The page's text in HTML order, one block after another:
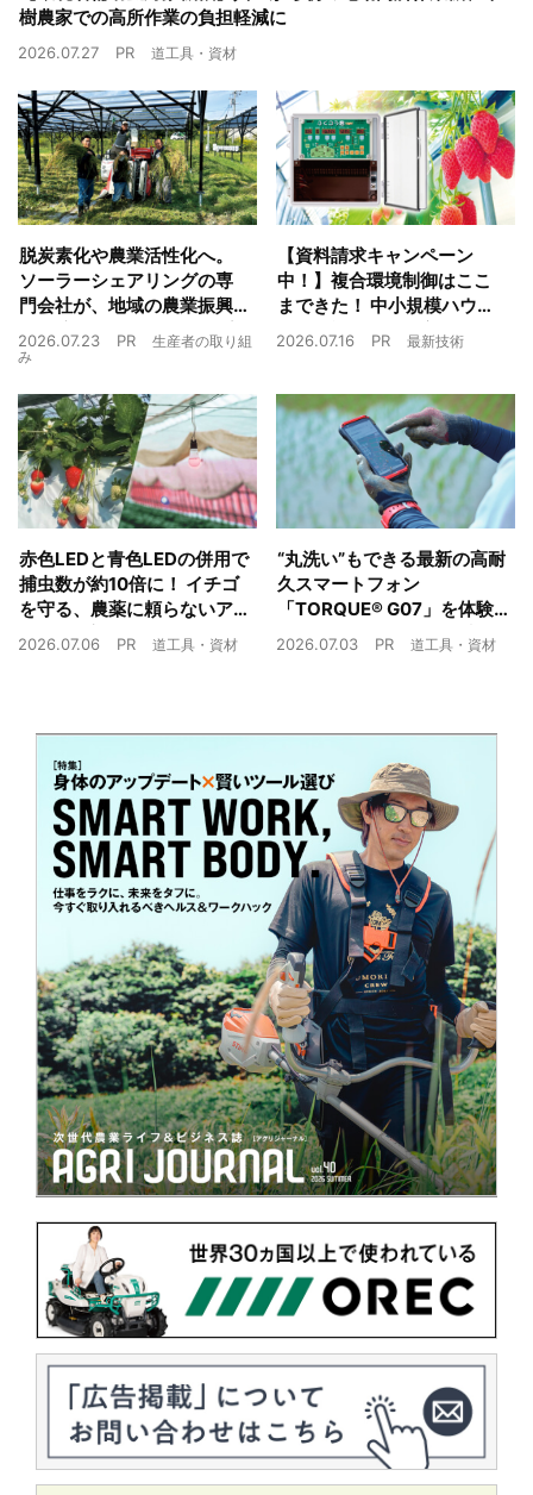
樹農家での高所作業の負担軽減に
2026.07.27 PR 道工具・資材
脱炭素化や農業活性化へ。
ソーラーシェアリングの専
門会社が、地域の農業振興
や経済循環をワンストップ
でサポート
2026.07.23 PR
生産者の取り組
み
【資料請求キャンペーン
中！】複合環境制御はここ
まできた！ 中小規模ハウス
でも検討しやすい高コスパ
複合環境制御装置が誕生
2026.07.16 PR 最新技術
赤色LEDと青色LEDの併用で
捕虫数が約10倍に！ イチゴ
を守る、農薬に頼らないア
ザミウマ対策
2026.07.06 PR 道工具・資材
“丸洗い”もできる最新の高耐
久スマートフォン
「TORQUE® G07」を体験
農業現場の“スマホの弱点”を
2026.07.03 PR 道工具・資材